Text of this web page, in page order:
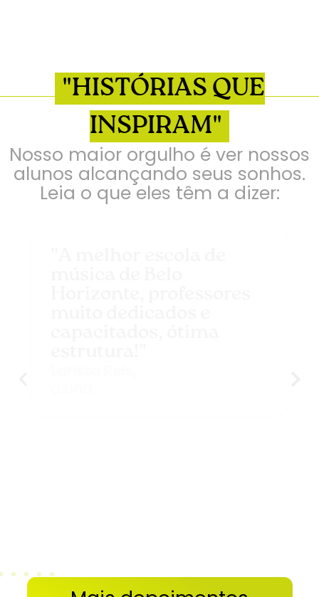
"HISTÓRIAS QUE
INSPIRAM"
Nosso maior orgulho é ver nossos
alunos alcançando seus sonhos.
Leia o que eles têm a dizer: